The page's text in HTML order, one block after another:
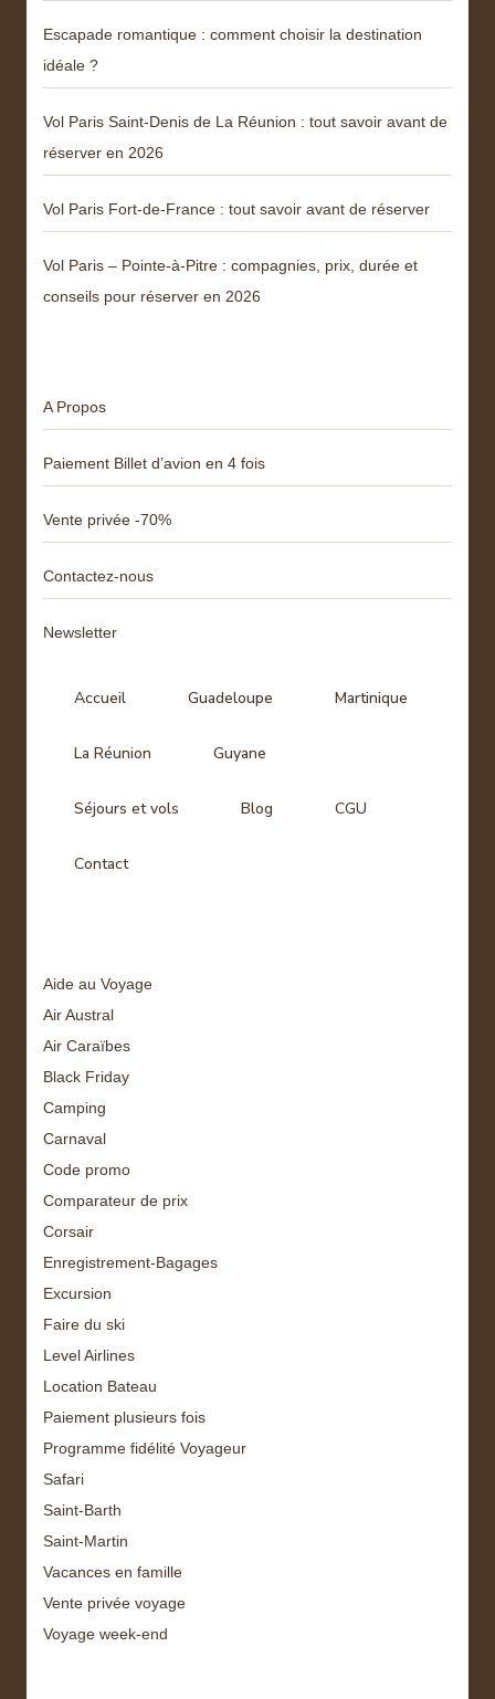
Escapade romantique : comment choisir la destination
idéale ?
Vol Paris Saint-Denis de La Réunion : tout savoir avant de
réserver en 2026
Vol Paris Fort-de-France : tout savoir avant de réserver
Vol Paris – Pointe-à-Pitre : compagnies, prix, durée et
conseils pour réserver en 2026
A Propos
Paiement Billet d’avion en 4 fois
Vente privée -70%
Contactez-nous
Newsletter
Accueil Guadeloupe Martinique
La Réunion Guyane
Séjours et vols Blog CGU
Contact
Aide au Voyage
Air Austral
Air Caraïbes
Black Friday
Camping
Carnaval
Code promo
Comparateur de prix
Corsair
Enregistrement-Bagages
Excursion
Faire du ski
Level Airlines
Location Bateau
Paiement plusieurs fois
Programme fidélité Voyageur
Safari
Saint-Barth
Saint-Martin
Vacances en famille
Vente privée voyage
Voyage week-end